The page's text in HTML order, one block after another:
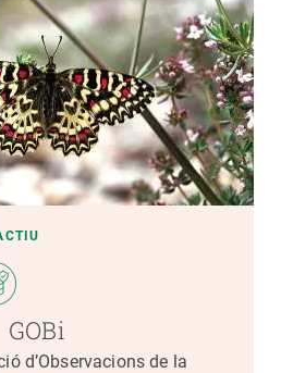
GOBi
d’Observacions de la